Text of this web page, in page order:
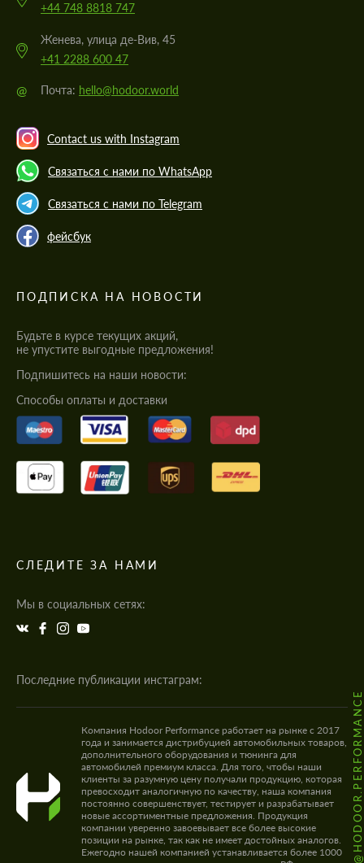
+44 748 8818 747
Женева, улица де-Вив, 45
+41 2288 600 47
@ Почта: hello@hodoor.world
Contact us with Instagram
Связаться с нами по WhatsApp
Связаться с нами по Telegram
фейсбук
ПОДПИСКА НА НОВОСТИ
Будьте в курсе текущих акций,
не упустите выгодные предложения!
Подпишитесь на наши новости:
Cпособы оплаты и доставки
СЛЕДИТЕ ЗА НАМИ
Мы в социальных сетях:
Последние публикации инстаграм:
@HODOOR.PERFORMANCE
Компания Hodoor Performance работает на рынке с 2017
года и занимается дистрибуцией автомобильных товаров,
дополнительного оборудования и тюнинга для
автомобилей премиум класса. Для того, чтобы наши
клиенты за разумную цену получали продукцию, которая
превосходит аналогичную по качеству, наша компания
постоянно совершенствует, тестирует и разрабатывает
новые ассортиментные предложения. Продукция
компании уверенно завоевывает все более высокие
позиции на рынке, так как не имеет достойных аналогов.
Ежегодно нашей компанией устанавливается более 1000